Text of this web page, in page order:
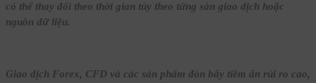
có thể thay đổi theo thời gian tùy theo từng sàn giao dịch hoặc
nguồn dữ liệu.
Giao dịch Forex, CFD và các sản phẩm đòn bẩy tiềm ẩn rủi ro cao,